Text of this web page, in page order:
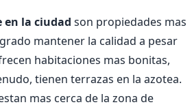
en la ciudad son propiedades mas
mantener la calidad a pesar
habitaciones mas bonitas,
tienen terrazas en la azotea.
mas cerca de la zona de